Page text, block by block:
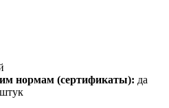
нормам (сертификаты): да